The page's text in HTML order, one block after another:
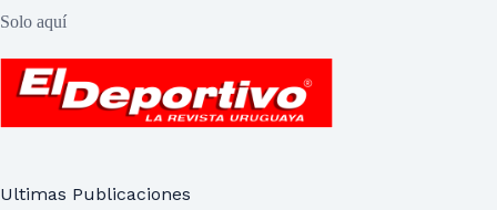
Solo aquí
Ultimas Publicaciones